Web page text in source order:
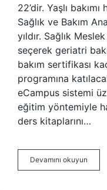
22’dir. Yaşlı
Sağlık ve Bakım
yıldır. Sağlık
seçerek geriatri
bakım sertifikası
programına
eCampus sistemi
eğitim yöntemiyle
ders kitaplarını…
Devamını okuyun
Bakım